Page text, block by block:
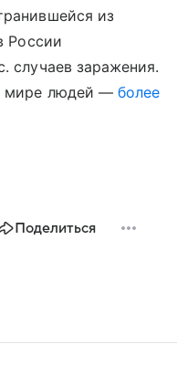
из
России
случаев заражения.
мире людей — более
Поделиться